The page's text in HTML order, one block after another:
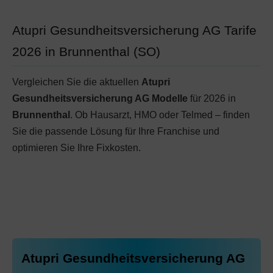
Atupri Gesundheitsversicherung AG Tarife
2026 in Brunnenthal (SO)
Vergleichen Sie die aktuellen Atupri
Gesundheitsversicherung AG Modelle für 2026 in
Brunnenthal . Ob Hausarzt, HMO oder Telmed – finden
Sie die passende Lösung für Ihre Franchise und
optimieren Sie Ihre Fixkosten.
Atupri Gesundheitsversicherung AG